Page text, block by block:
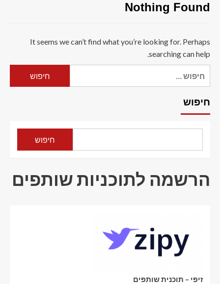
Nothing Found
It seems we can’t find what you’re looking for. Perhaps
searching can help.
חיפוש
חיפוש
הרשמה לתוכניות שותפים
זיפי – תוכנית שותפים